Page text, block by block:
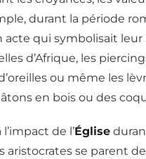
durant la période
qui symbolisait leur
d’Afrique, les
ou même les
en bois ou des
de l’Église
aristocrates se parent